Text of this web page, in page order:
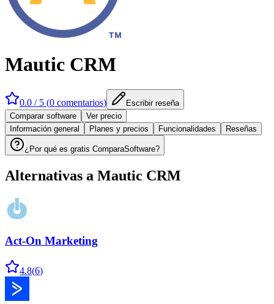
Mautic CRM
0.0 / 5 (0 comentarios)
Escribir reseña
Comparar software
Ver precio
Información general
Planes y precios Funcionalidades Reseñas
¿Por qué es gratis ComparaSoftware?
Alternativas a Mautic CRM
Act-On Marketing
4.8(6)